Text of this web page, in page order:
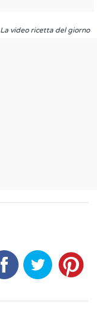
La video ricetta del giorno